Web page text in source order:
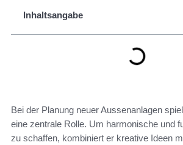
Inhaltsangabe
Bei der Planung neuer Aussenanlagen
eine zentrale Rolle. Um harmonische und
zu schaffen, kombiniert er kreative Ideen